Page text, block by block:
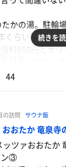
完備。これっ
らヤバいよな
。水風呂は露
ってリクライ
盤浴って何分
らい入らない
てないから腹
ースカツ定食
も結構キツイ
呂に入ってか
り。椅子に座
つかったので
らいの混み具
かの湯。駐輪
くらい行って
浴料550円とサ
は自己管理だ
ますと私。サ
ればサウナ利
ーは随分空き
ると15くらい
続きを
44
の訪問 サウナ飯
おたか 竜泉寺
ツァおおたか
ン③